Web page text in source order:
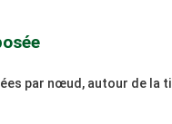
par nœud, autour de la